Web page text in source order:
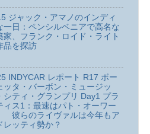
ジャック・アマノのインディ
一日：ペンシルベニアで高名な
家、フランク・ロイド・ライト
品を探訪
INDYCAR レポート R17 ボー
ッタ・バーボン・ミュージッ
シティ・グランプリ Day1 プラ
ィス1：最速はパト・オーワー
彼らのライヴァルは今年もア
レッティ勢か？